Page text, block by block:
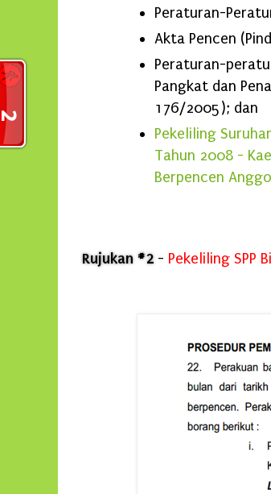
Peraturan-
Akta Pencen
Peraturan-
Pangkat dan
176/2005); dan
Pekeliling
Tahun 2008 -
Berpencen
Rujukan #2 - Pekeliling SPP